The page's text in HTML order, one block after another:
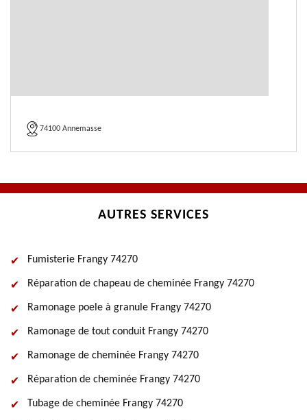
74100 Annemasse
AUTRES SERVICES
Fumisterie Frangy 74270
Réparation de chapeau de cheminée Frangy 74270
Ramonage poele à granule Frangy 74270
Ramonage de tout conduit Frangy 74270
Ramonage de cheminée Frangy 74270
Réparation de cheminée Frangy 74270
Tubage de cheminée Frangy 74270